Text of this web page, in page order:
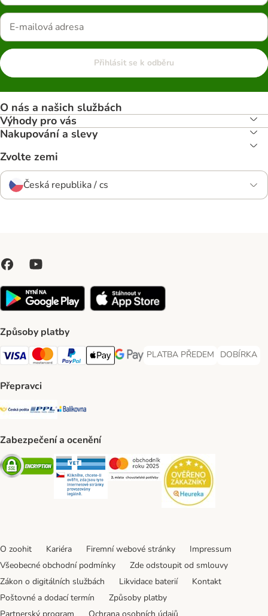
Přihlásit se k odběru
O nás a našich službách
Výhody pro vás
Nakupování a slevy
Zvolte zemi
Česká republika / cs
Způsoby platby
Visa Payment Method
Mastercard Payment Method
PayPal Payment Method
Apple pay Payment Method
GooglePay Payment Method
PLATBA PŘEDEM
PLATBA PŘEDEM Payment
DOBÍRKA
DOBÍRKA
Přepravci
Česká pošta Shipping Method
PPL Shipping Method
Balíkovna Shipping Method
Zabezpečení a ocenění
Security Security Security
O zoohit Kariéra Firemní webové stránky
Impressum
Všeobecné obchodní podmínky
Zde odstoupit od smlouvy
Zákon o digitálních službách
Likvidace baterií
Kontakt
Poštovné a dodací termín
Způsoby platby